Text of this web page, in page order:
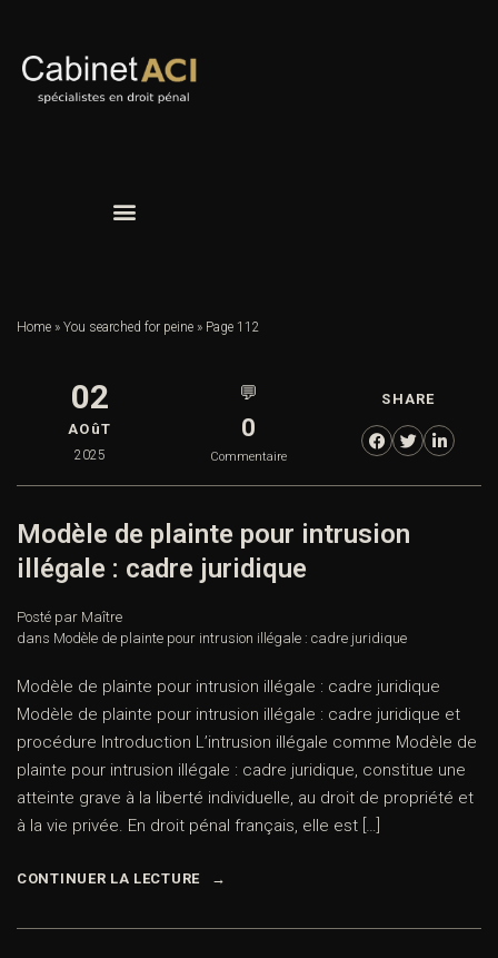
Home » You searched for peine » Page 112
02
AOûT
2025
💬
0
Commentaire
SHARE
Modèle de plainte pour intrusion
illégale : cadre juridique
Posté par Maître
dans Modèle de plainte pour intrusion illégale : cadre juridique
Modèle de plainte pour intrusion illégale : cadre juridique
Modèle de plainte pour intrusion illégale : cadre juridique et
procédure Introduction L’intrusion illégale comme Modèle de
plainte pour intrusion illégale : cadre juridique, constitue une
atteinte grave à la liberté individuelle, au droit de propriété et
à la vie privée. En droit pénal français, elle est […]
CONTINUER LA LECTURE